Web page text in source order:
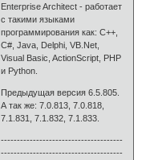
Enterprise Architect - работает
с такими языками
программирования как: C++,
C#, Java, Delphi, VB.Net,
Visual Basic, ActionScript, PHP
и Python.
Предыдущая версия 6.5.805.
А так же: 7.0.813, 7.0.818,
7.1.831, 7.1.832, 7.1.833.
--------------------------------------
--------------------------------------